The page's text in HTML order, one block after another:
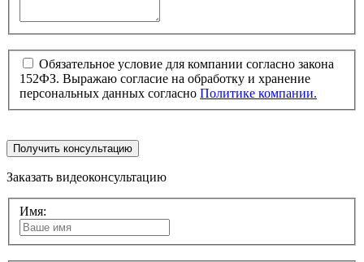
Обязательное условие для компании согласно закона
152ФЗ. Выражаю согласие на обработку и хранение
персональных данных согласно Политике компании.
Получить консультацию
Заказать видеоконсультацию
Имя: